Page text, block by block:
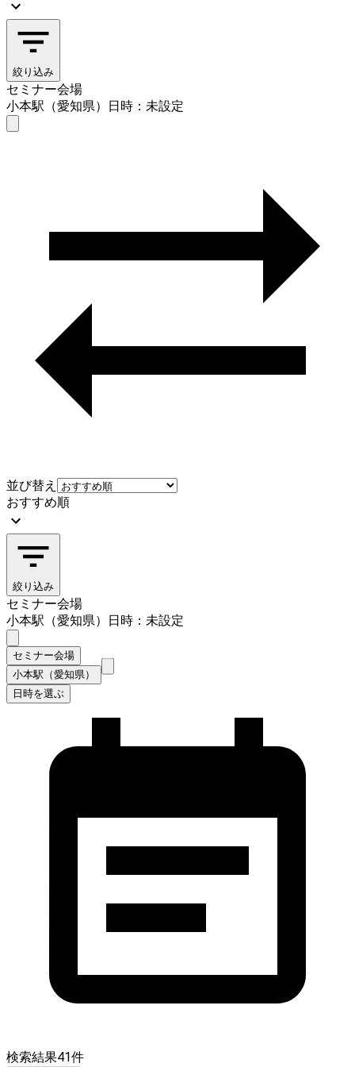
絞り込み
セミナー会場
小本駅（愛知県）
日時：未設定
並び替え
おすすめ順
絞り込み
セミナー会場
小本駅（愛知県）
日時：未設定
セミナー会場
小本駅（愛知県）
日時を選ぶ
検索結果41件